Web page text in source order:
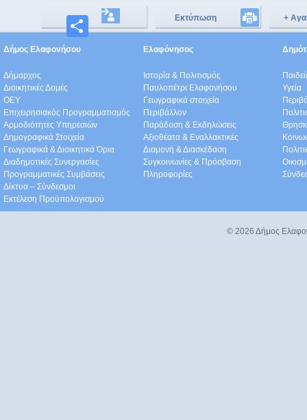
Μοιραστείτε
Εκτύπωση +
Δήμος Ελαφονήσου
Δήμαρχος
Διοικητικές Δομές
ΟEΥ
Επιχειρησιακός Προγραμματισμός
Αρμοδιότητες Υπηρεσιών
Δημογραφικά Στοιχεία
Γεωγραφικά & Διοικητικά Όρια
Διαδημοτικές Συνεργασίες
Προγραμματικές Συμβάσεις
Δίκτυα – Σύνδεσμοι
Εκτέλεση Προϋπολογισμού
Ελαφόνησος
Ιστορία & Πολιτισμός
Παυλοπέτρι Ελαφονήσου
Γεωγραφικά στοιχεία
Περιβάλλον
Παράδοση & Εκδηλώσεις
Αξιοθέατα & Eναλλακτικές
Διαμονή & Διασκέδαση
Συγκοινωνίες & Πρόσβαση
Πληροφορίες
Υγεία
© 2026 Δήμος